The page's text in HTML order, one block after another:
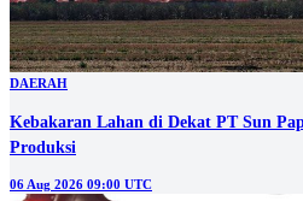
DAERAH
Kebakaran Lahan di Dekat PT Sun
Produksi
06 Aug 2026 09:00 UTC